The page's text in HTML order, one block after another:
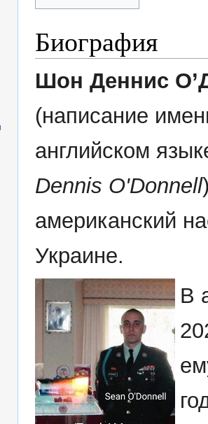
Биография
Шон Деннис
(написание
английском
Dennis O'Donnell
американский
Украине.
В